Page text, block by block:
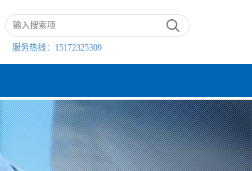
服务热线： 15172325309